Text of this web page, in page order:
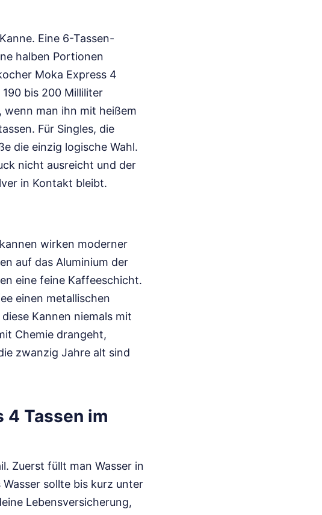
Eine 6-Tassen-
halben Portionen
Moka Express 4
bis 200 Milliliter
man ihn mit heißem
Für Singles, die
die einzig logische Wahl.
nicht ausreicht und der
in Kontakt bleibt.
wirken moderner
auf das Aluminium der
eine feine Kaffeeschicht.
einen metallischen
Kannen niemals mit
Chemie drangeht,
zwanzig Jahre alt sind
4 Tassen im
Zuerst füllt man Wasser in
sollte bis kurz unter
Lebensversicherung,